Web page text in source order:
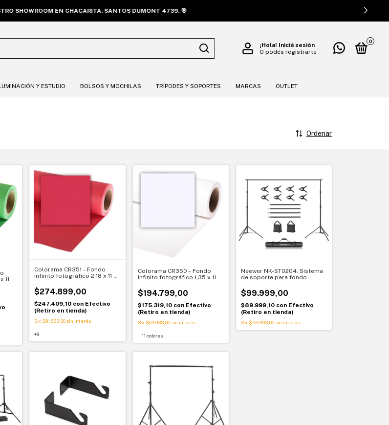
SHOWROOM EN CHACARITA: SANTOS DUMONT 4739. 🎯
¡Hola! Iniciá sesión
O podés registrarte
0
Y ESTUDIO BOLSOS Y MOCHILAS TRÍPODES Y SOPORTES MARCAS OUTLET
Ordenar
11
Colorama CR351 - Fondo
infinito fotográfico 2,18 x 11 m
$274.899,00
$247.409,10 con Efectivo
(Retiro en tienda)
3x $91.633,00 sin interés
+9
Colorama CR350 - Fondo
infinito fotográfico 1,35 x 11 m
$194.799,00
$175.319,10 con Efectivo
(Retiro en tienda)
3 x $64.933,00 sin interés
11 colores
Neewer NK-ST0204. Sistema
de soporte para fondo.
$99.999,00
$89.999,10 con Efectivo
(Retiro en tienda)
3x $33.333,00 sin interés